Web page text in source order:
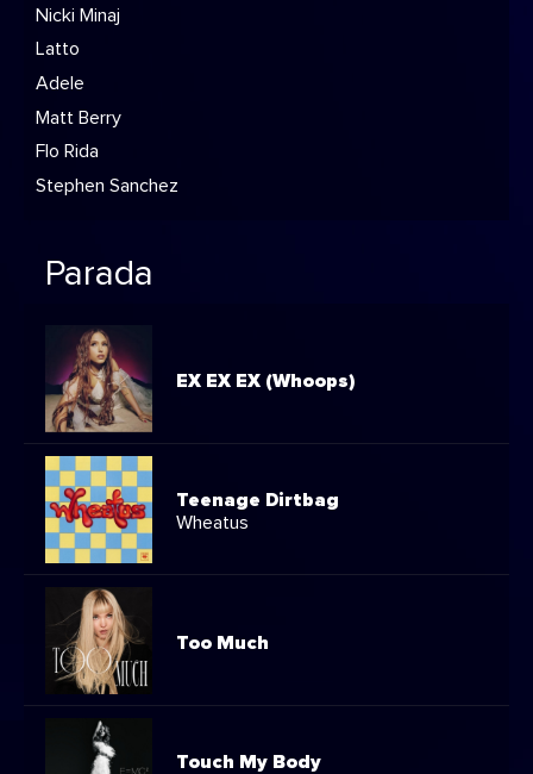
Nicki Minaj
Latto
Adele
Matt Berry
Flo Rida
Stephen Sanchez
Parada
EX EX EX (Whoops)
Teenage Dirtbag
Wheatus
Too Much
Touch My Body